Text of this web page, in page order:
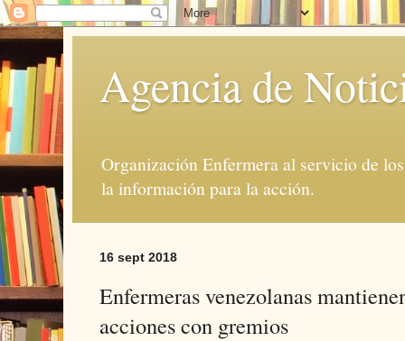
Agencia de
Organización Enfermera al servicio de
la información para la acción.
16 sept 2018
Enfermeras venezolanas
acciones con gremios